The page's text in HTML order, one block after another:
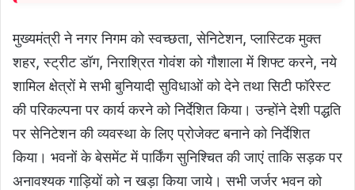
मुख्यमंत्री ने नगर निगम को स्वच्छता, सेनिटेशन, प्लास्टिक मुक्त
शहर, स्ट्रीट डॉग, निराश्रित गोवंश को गौशाला में शिफ्ट करने, नये
शामिल क्षेत्रों मे सभी बुनियादी सुविधाओं को देने तथा सिटी फॉरेस्ट
की परिकल्पना पर कार्य करने को निर्देशित किया। उन्होंने देशी पद्धति
पर सेनिटेशन की व्यवस्था के लिए प्रोजेक्ट बनाने को निर्देशित
किया। भवनों के बेसमेंट में पार्किंग सुनिश्चित की जाएं ताकि सड़क पर
अनावश्यक गाड़ियों को न खड़ा किया जाये। सभी जर्जर भवन को